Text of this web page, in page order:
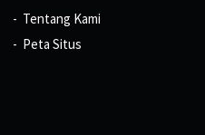
Tentang Kami
Peta Situs